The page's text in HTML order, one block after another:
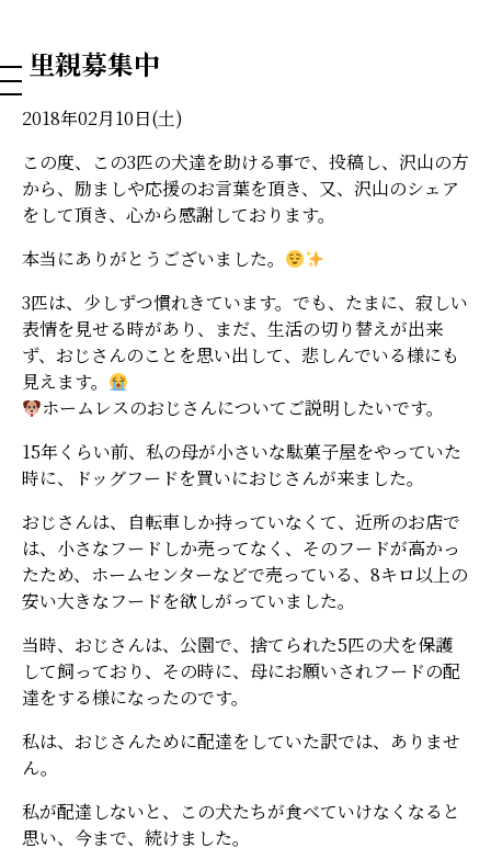
NAHA DOG GROOMING SCHOOL
里親募集中
2018年02月10日(土)
この度、この3匹の犬達を助ける事で、投稿し、沢山の方
から、励ましや応援のお言葉を頂き、又、沢山のシェア
をして頂き、心から感謝しております。
本当にありがとうございました。
3匹は、少しずつ慣れきています。でも、たまに、寂しい
表情を見せる時があり、まだ、生活の切り替えが出来
ず、おじさんのことを思い出して、悲しんでいる様にも
見えます。
ホームレスのおじさんについてご説明したいです。
15年くらい前、私の母が小さいな駄菓子屋をやっていた
時に、ドッグフードを買いにおじさんが来ました。
おじさんは、自転車しか持っていなくて、近所のお店で
は、小さなフードしか売ってなく、そのフードが高かっ
たため、ホームセンターなどで売っている、8キロ以上の
安い大きなフードを欲しがっていました。
当時、おじさんは、公園で、捨てられた5匹の犬を保護
して飼っており、その時に、母にお願いされフードの配
達をする様になったのです。
私は、おじさんために配達をしていた訳では、ありませ
ん。
私が配達しないと、この犬たちが食べていけなくなると
思い、今まで、続けました。